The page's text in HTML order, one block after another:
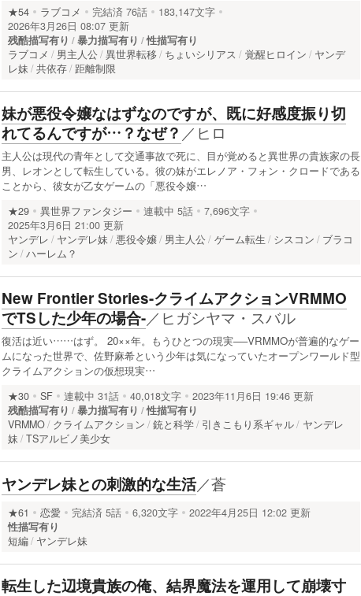
★54 ラブコメ 完結済 76話
183,147文字
2026年3月26日 08:07 更新
残酷描写有り
暴力描写有り
性描写有り
ラブコメ
男主人公 異世界転移 ちょいシリアス 覚醒ヒロイン
ヤンデ
レ妹 共依存 距離制限
妹が悪役令嬢なはずなのですが、既に好感度振り切
れてるんですが…？なぜ？ ／ ヒロ
主人公は現代の青年として交通事故で死に、目が覚めると異世界の貴族家の長
男、レオンとして転生している。彼の妹がエレノア・フォン・クロードである
ことから、彼女が乙女ゲームの「悪役令嬢…
★29 異世界ファンタジー 連載中 5話
7,696文字
2025年3月6日 21:00 更新
ヤンデレ
ヤンデレ妹 悪役令嬢 男主人公 ゲーム転生 シスコン
ブラコ
ン
ハーレム？
New Frontier Stories-クライムアクションVRMMO
でTSした少年の場合-／ ヒガシヤマ・スバル
復活は近い……はず。 20××年。もうひとつの現実──VRMMOが普遍的なゲー
ムになった世界で、佐野麻希という少年は気になっていたオープンワールド型
クライムアクションの仮想現実…
★30 SF 連載中 31話 40,018文字
2023年11月6日 19:46 更新
残酷描写有り
暴力描写有り
性描写有り
VRMMO
クライムアクション 銃と科学 引きこもり系ギャル
ヤンデレ
妹 TSアルビノ美少女
ヤンデレ妹との刺激的な生活／蒼
★61 恋愛 完結済 5話 6,320文字
2022年4月25日 12:02 更新
性描写有り
短編
ヤンデレ妹
転生した辺境貴族の俺、結界魔法を運用して崩壊寸